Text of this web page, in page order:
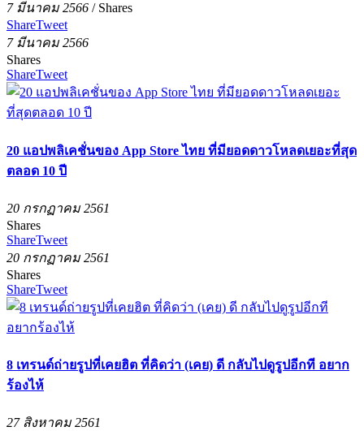
7 มีนาคม 2566 / Shares
ShareTweet
7 มีนาคม 2566
Shares
ShareTweet
20 แอปพลิเคชั่นของ App Store ไทย ที่มียอดดาวโหลดเยอะที่สุด
ตลอด 10 ปี
20 กรกฏาคม 2561
Shares
ShareTweet
20 กรกฏาคม 2561
Shares
ShareTweet
8 เทรนด์ถ่ายรูปที่เคยฮิต ที่คิดว่า (เคย) ดี กลับไปดูรูปอีกที อยาก
ร้องไห้
27 สิงหาคม 2561